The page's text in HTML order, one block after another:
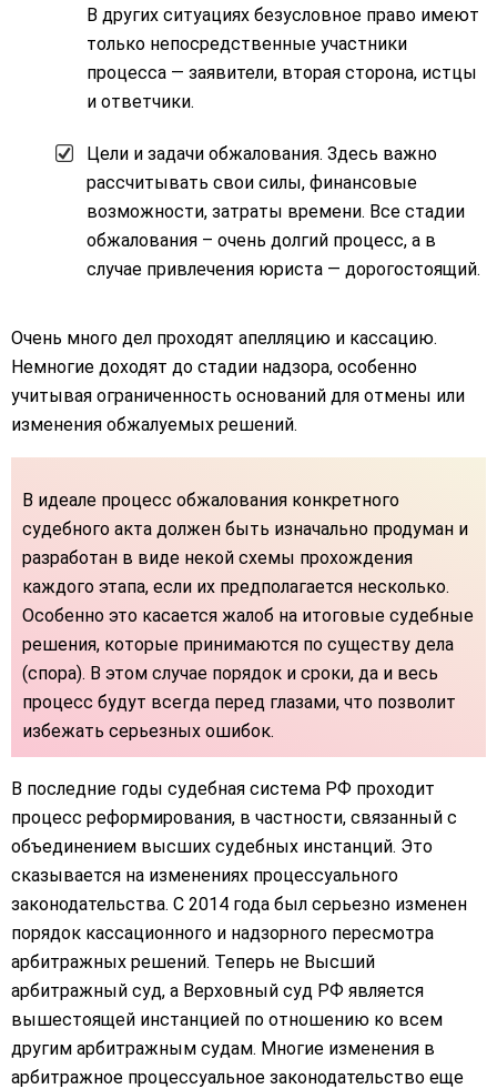
В других ситуациях безусловное право имеют
только непосредственные участники
процесса — заявители, вторая сторона, истцы
и ответчики.
Цели и задачи обжалования. Здесь важно
рассчитывать свои силы, финансовые
возможности, затраты времени. Все стадии
обжалования – очень долгий процесс, а в
случае привлечения юриста — дорогостоящий.
Очень много дел проходят апелляцию и кассацию.
Немногие доходят до стадии надзора, особенно
учитывая ограниченность оснований для отмены или
изменения обжалуемых решений.
В идеале процесс обжалования конкретного
судебного акта должен быть изначально продуман и
разработан в виде некой схемы прохождения
каждого этапа, если их предполагается несколько.
Особенно это касается жалоб на итоговые судебные
решения, которые принимаются по существу дела
(спора). В этом случае порядок и сроки, да и весь
процесс будут всегда перед глазами, что позволит
избежать серьезных ошибок.
В последние годы судебная система РФ проходит
процесс реформирования, в частности, связанный с
объединением высших судебных инстанций. Это
сказывается на изменениях процессуального
законодательства. С 2014 года был серьезно изменен
порядок кассационного и надзорного пересмотра
арбитражных решений. Теперь не Высший
арбитражный суд, а Верховный суд РФ является
вышестоящей инстанцией по отношению ко всем
другим арбитражным судам. Многие изменения в
арбитражное процессуальное законодательство еще